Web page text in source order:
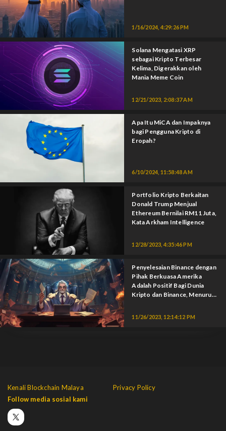
1/16/2024, 4:29:26 PM
Solana Mengatasi XRP
sebagai Kripto Terbesar
Kelima, Digerakkan oleh
Mania Meme Coin
12/21/2023, 2:08:37 AM
Apa Itu MiCA dan Impaknya
bagi Pengguna Kripto di
Eropah?
6/10/2024, 11:58:48 AM
Portfolio Kripto Berkaitan
Donald Trump Menjual
Ethereum Bernilai RM11 Juta,
Kata Arkham Intelligence
12/28/2023, 4:35:46 PM
Penyelesaian Binance dengan
Pihak Berkuasa Amerika
Adalah Positif Bagi Dunia
Kripto dan Binance, Menurut
11/26/2023, 12:14:12 PM
Kenali Blockchain Malaya
Privacy Policy
Follow media sosial kami